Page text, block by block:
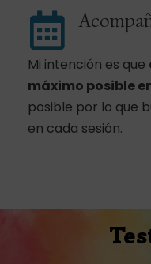
Mi intención es que
máximo posible
posible por lo que
en cada sesión.